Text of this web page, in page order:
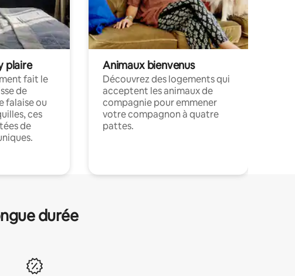
plaire
fait le
de
falaise ou
ces
de
Animaux bienvenus
Découvrez des logements qui
acceptent les animaux de
compagnie pour emmener
votre compagnon à quatre
pattes.
durée